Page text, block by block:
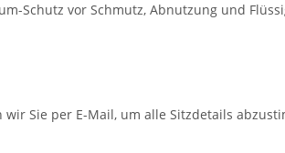
Schutz vor Schmutz, Abnutzung und
Sie per E-Mail, um alle Sitzdetails